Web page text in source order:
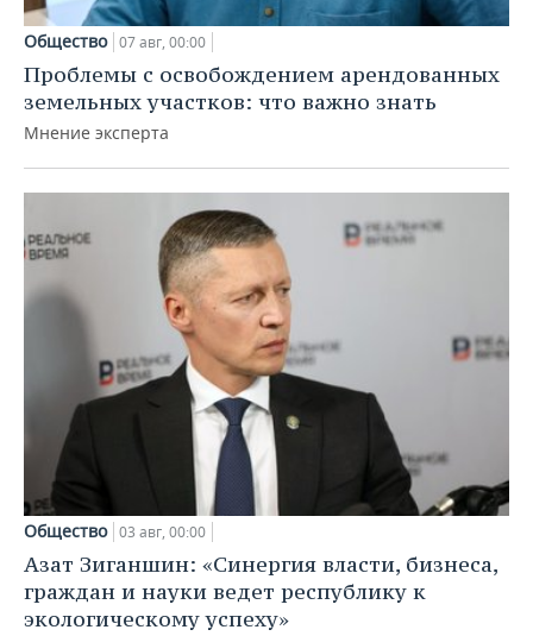
Общество 07 авг, 00:00
Проблемы с освобождением арендованных
земельных участков: что важно знать
Мнение эксперта
Общество 03 авг, 00:00
Азат Зиганшин: «Синергия власти, бизнеса,
граждан и науки ведет республику к
экологическому успеху»